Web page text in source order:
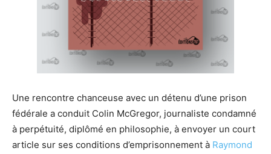
Une rencontre chanceuse avec un détenu d’une prison
fédérale a conduit Colin McGregor, journaliste condamné
à perpétuité, diplômé en philosophie, à envoyer un court
article sur ses conditions d’emprisonnement à Raymond